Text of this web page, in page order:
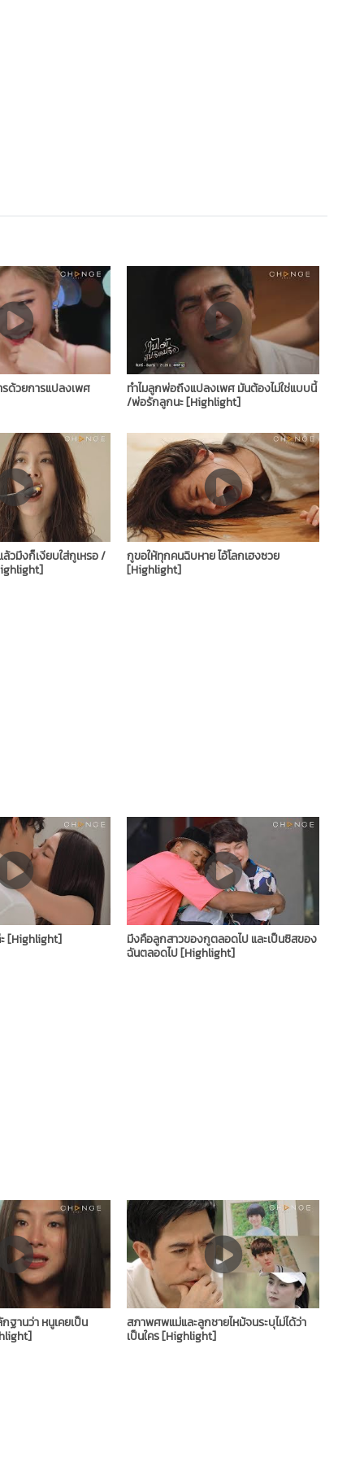
ด้วยการแปลงเพศ​ ทำไมลูกพ่อถึงแปลงเพศ มันต้องไม่ใช่แบบนี้
/พ่อรักลูกนะ​ [Highlight]
วมึงก็เงียบใส่กูเหรอ / กูขอให้ทุกคนฉิบหาย ไอ้โลกเฮงซวย ​
[Highlight]
[Highlight] มึงคือลูกสาวของกูตลอดไป และเป็นซิสของ
ฉันตลอดไป [Highlight]
ฐานว่า หนูเคยเป็น สภาพศพแม่และลูกชายไหม้จนระบุไม่ได้ว่า
เป็นใคร [Highlight]